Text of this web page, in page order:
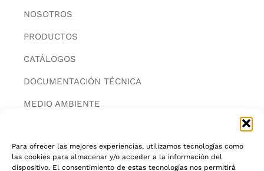
Para ofrecer las mejores experiencias, utilizamos tecnologías como
las cookies para almacenar y/o acceder a la información del
dispositivo. El consentimiento de estas tecnologías nos permitirá
NOSOTROS
PRODUCTOS
CATÁLOGOS
DOCUMENTACIÓN TÉCNICA
MEDIO AMBIENTE